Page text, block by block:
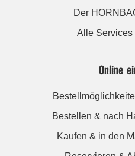
Der
Alle
Online
Bestellen & nach
Kaufen & in den